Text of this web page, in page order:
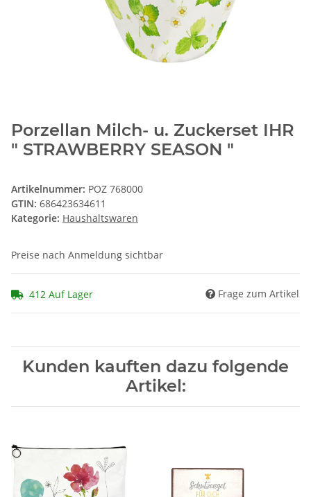
Porzellan Milch- u. Zuckerset IHR
" STRAWBERRY SEASON "
Artikelnummer: POZ 768000
GTIN: 686423634611
Kategorie: Haushaltswaren
Preise nach Anmeldung sichtbar
412 Auf Lager Frage zum Artikel
Kunden kauften dazu folgende
Artikel: